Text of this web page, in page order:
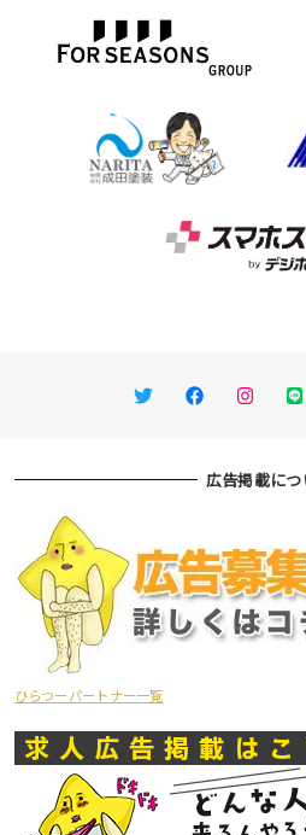
TwitterFacebook
広告掲載につ
ひらつーパートナー一覧